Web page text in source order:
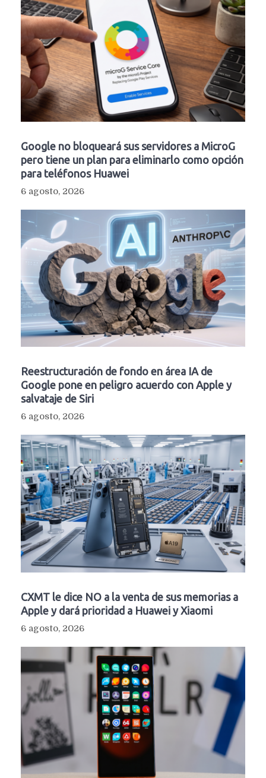
Google no bloqueará sus servidores a MicroG
pero tiene un plan para eliminarlo como opción
para teléfonos Huawei
6 agosto, 2026
Reestructuración de fondo en área IA de
Google pone en peligro acuerdo con Apple y
salvataje de Siri
6 agosto, 2026
CXMT le dice NO a la venta de sus memorias a
Apple y dará prioridad a Huawei y Xiaomi
6 agosto, 2026